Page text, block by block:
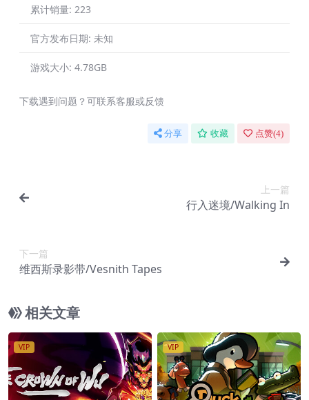
累计销量: 223
官方发布日期: 未知
游戏大小: 4.78GB
下载遇到问题？可联系客服或反馈
分享 收藏 点赞(4)
上一篇
行入迷境/Walking In
下一篇
维西斯录影带/Vesnith Tapes
相关文章
VIP VIP